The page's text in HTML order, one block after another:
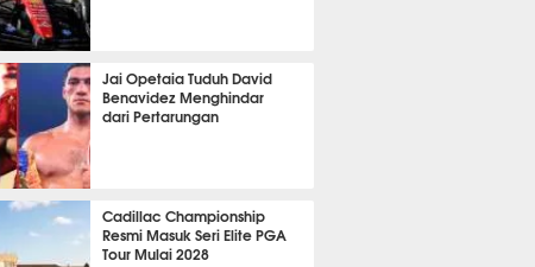
Jai Opetaia Tuduh David
Benavidez Menghindar
dari Pertarungan
Cadillac Championship
Resmi Masuk Seri Elite PGA
Tour Mulai 2028